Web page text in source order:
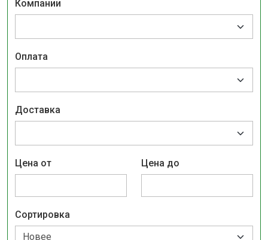
Компании
Оплата
Доставка
Цена от Цена до
Сортировка